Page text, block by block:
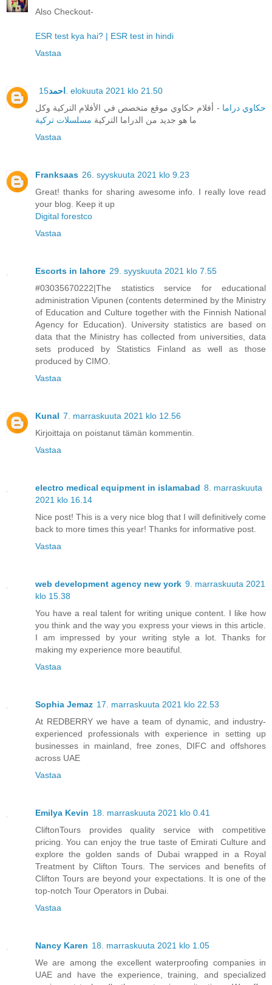
Also Checkout-
ESR test kya hai? | ESR test in hindi
Vastaa
احمد
15. elokuuta 2021 klo 21.50
حكاوي دراما - أفلام حكاوي موقع متخصص في الأفلام التركية وكل
ما هو جديد من الدراما التركية مسلسلات تركية
Vastaa
Franksaas 26. syyskuuta 2021 klo 9.23
Great! thanks for sharing awesome info. I really love read
your blog. Keep it up
Digital forestco
Vastaa
Escorts in lahore 29. syyskuuta 2021 klo 7.55
#03035670222|The statistics service for educational
administration Vipunen (contents determined by the Ministry
of Education and Culture together with the Finnish National
Agency for Education). University statistics are based on
data that the Ministry has collected from universities, data
sets produced by Statistics Finland as well as those
produced by CIMO.
Vastaa
Kunal 7. marraskuuta 2021 klo 12.56
Kirjoittaja on poistanut tämän kommentin.
Vastaa
electro medical equipment in islamabad 8. marraskuuta
2021 klo 16.14
Nice post! This is a very nice blog that I will definitively come
back to more times this year! Thanks for informative post.
Vastaa
web development agency new york 9. marraskuuta 2021
klo 15.38
You have a real talent for writing unique content. I like how
you think and the way you express your views in this article.
I am impressed by your writing style a lot. Thanks for
making my experience more beautiful.
Vastaa
Sophia Jemaz 17. marraskuuta 2021 klo 22.53
At REDBERRY we have a team of dynamic, and industry-
experienced professionals with experience in setting up
businesses in mainland, free zones, DIFC and offshores
across UAE
Vastaa
Emilya Kevin 18. marraskuuta 2021 klo 0.41
CliftonTours provides quality service with competitive
pricing. You can enjoy the true taste of Emirati Culture and
explore the golden sands of Dubai wrapped in a Royal
Treatment by Clifton Tours. The services and benefits of
Clifton Tours are beyond your expectations. It is one of the
top-notch Tour Operators in Dubai.
Vastaa
Nancy Karen 18. marraskuuta 2021 klo 1.05
We are among the excellent waterproofing companies in
UAE and have the experience, training, and specialized